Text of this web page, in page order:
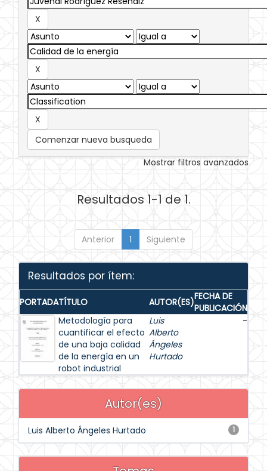
Comenzar nueva busqueda
Mostrar filtros avanzados
Resultados 1-1 de 1.
Anterior 1 Siguiente
Resultados por ítem:
PORTADATÍTULO AUTOR(ES)FECHA DE
PUBLICACIÓN
Metodología para
cuantificar el efecto
de una baja calidad
de la energía en un
robot industrial
Luis
Alberto
Ángeles
Hurtado
-
Autor(es)
1
Luis Alberto Ángeles Hurtado